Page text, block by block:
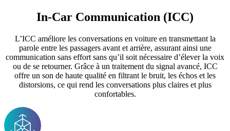
In-Car Communication (ICC)
L’ICC améliore les conversations en voiture en transmettant la
parole entre les passagers avant et arrière, assurant ainsi une
communication sans effort sans qu’il soit nécessaire d’élever la voix
ou de se retourner. Grâce à un traitement du signal avancé, ICC
offre un son de haute qualité en filtrant le bruit, les échos et les
distorsions, ce qui rend les conversations plus claires et plus
confortables.